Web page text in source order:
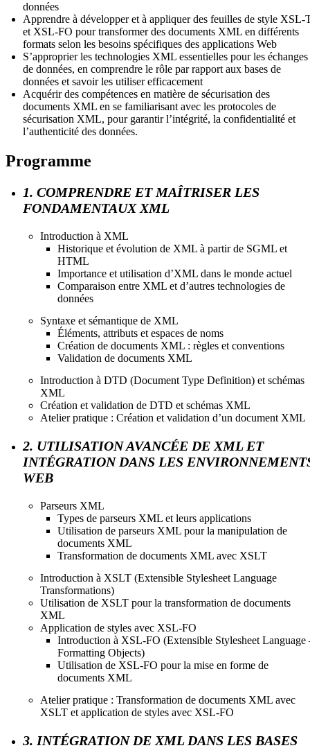
données
Apprendre à développer et à appliquer des feuilles de style XSL-
et XSL-FO pour transformer des documents XML en différents
formats selon les besoins spécifiques des applications Web
S’approprier les technologies XML essentielles pour les échanges
de données, en comprendre le rôle par rapport aux bases de
données et savoir les utiliser efficacement
Acquérir des compétences en matière de sécurisation des
documents XML en se familiarisant avec les protocoles de
sécurisation XML, pour garantir l’intégrité, la confidentialité et
l’authenticité des données.
Programme
1. COMPRENDRE ET MAÎTRISER LES
FONDAMENTAUX XML
Introduction à XML
Historique et évolution de XML à partir de SGML et
HTML
Importance et utilisation d’XML dans le monde actuel
Comparaison entre XML et d’autres technologies de
données
Syntaxe et sémantique de XML
Éléments, attributs et espaces de noms
Création de documents XML : règles et conventions
Validation de documents XML
Introduction à DTD (Document Type Definition) et schémas
XML
Création et validation de DTD et schémas XML
Atelier pratique : Création et validation d’un document XML
2. UTILISATION AVANCÉE DE XML ET
INTÉGRATION DANS LES
WEB
Parseurs XML
Types de parseurs XML et leurs applications
Utilisation de parseurs XML pour la manipulation de
documents XML
Transformation de documents XML avec XSLT
Introduction à XSLT (Extensible Stylesheet Language
Transformations)
Utilisation de XSLT pour la transformation de documents
XML
Application de styles avec XSL-FO
Introduction à XSL-FO (Extensible Stylesheet Language
Formatting Objects)
Utilisation de XSL-FO pour la mise en forme de
documents XML
Atelier pratique : Transformation de documents XML avec
XSLT et application de styles avec XSL-FO
3. INTÉGRATION DE XML DANS LES BASES